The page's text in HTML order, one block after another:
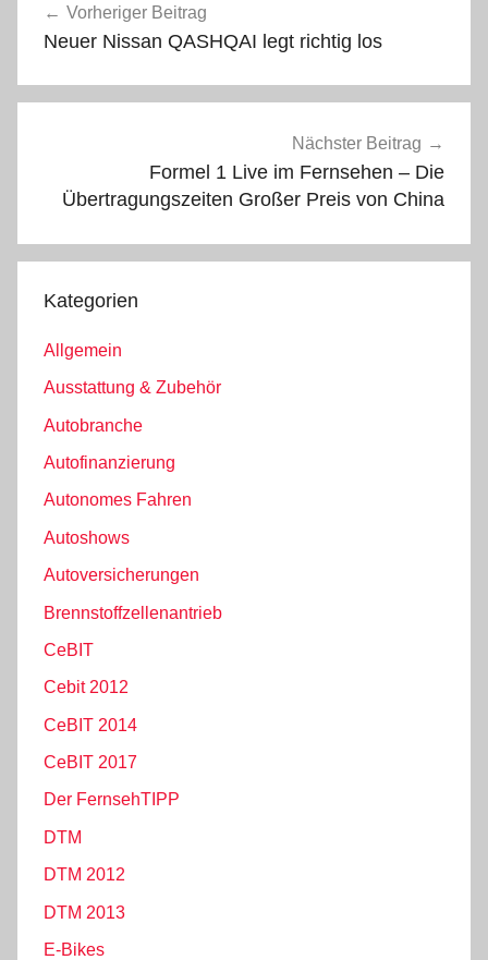
Vorheriger Beitrag
Neuer Nissan QASHQAI legt richtig los
Nächster Beitrag
Formel 1 Live im Fernsehen – Die
Übertragungszeiten Großer Preis von China
Kategorien
Allgemein
Ausstattung & Zubehör
Autobranche
Autofinanzierung
Autonomes Fahren
Autoshows
Autoversicherungen
Brennstoffzellenantrieb
CeBIT
Cebit 2012
CeBIT 2014
CeBIT 2017
Der FernsehTIPP
DTM
DTM 2012
DTM 2013
E-Bikes